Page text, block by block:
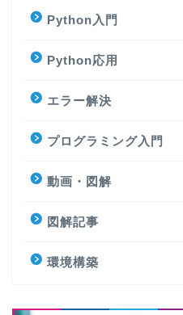
Python入門
Python応用
エラー解決
プログラミング入門
動画・図解
図解記事
環境構築